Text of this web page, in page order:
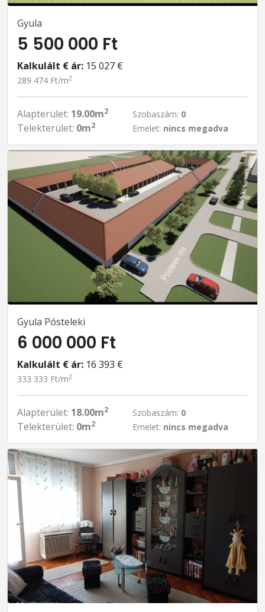
Gyula
5 500 000 Ft
Kalkulált € ár: 15 027 €
289 474 Ft/m2
Alapterület: 19.00m2
Telekterület: 0m2
Szobaszám: 0
Emelet: nincs megadva
Gyula Pósteleki
6 000 000 Ft
Kalkulált € ár: 16 393 €
333 333 Ft/m2
Alapterület: 18.00m2
Telekterület: 0m2
Szobaszám: 0
Emelet: nincs megadva